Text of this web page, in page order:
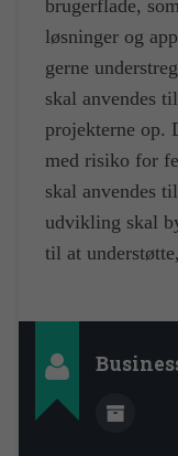
brugerflade,
løsninger og
gerne
skal anvendes
projekterne op.
med risiko for
skal anvendes
udvikling skal
til at